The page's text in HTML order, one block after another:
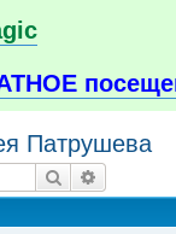
Патрушева
Поиск